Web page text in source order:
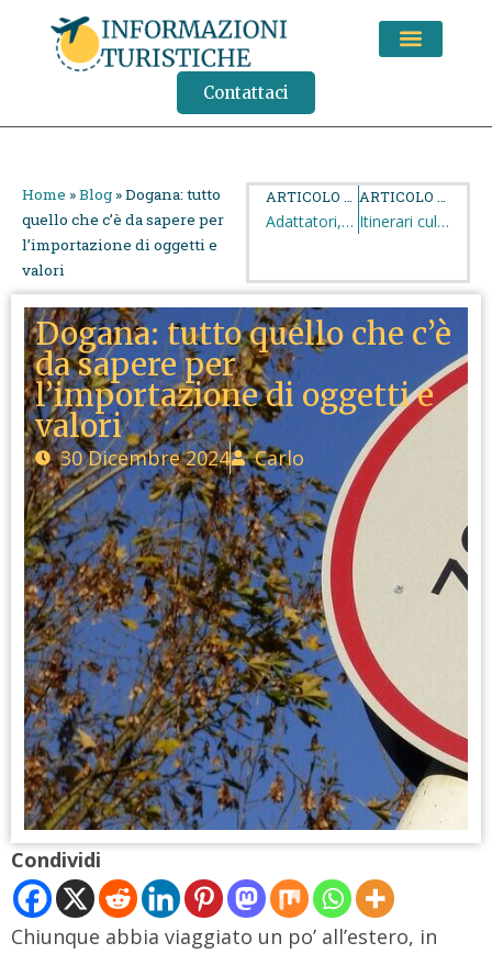
Contattaci
Home »Blog »Dogana: tutto
quello che c’è da sapere per
l’importazione di oggetti e
valori
ARTICOLO PRECEDENTE
Adattatori, prese e spine elettriche nel mondo: tutto quello che c’è da sapere
ARTICOLO SUCCESSIVO
Itinerari culturali del Consiglio d’Europa: cosa sono e quali sono
Dogana: tutto quello che c’è
da sapere per
l’importazione di oggetti e
valori
30 Dicembre 2024 Carlo
Condividi
Chiunque abbia viaggiato un po’ all’estero, in